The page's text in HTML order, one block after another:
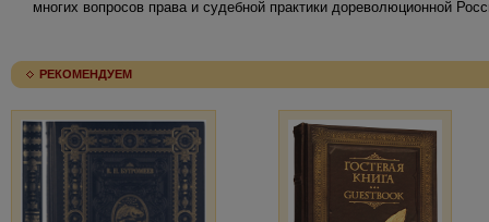
многих вопросов права и судебной практики дореволюционной
РЕКОМЕНДУЕМ